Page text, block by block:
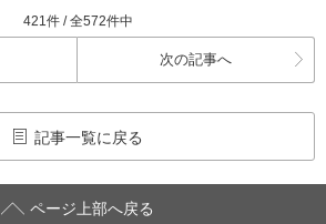
421件 / 全572件中
次の記事へ
記事一覧に戻る
ページ上部へ戻る